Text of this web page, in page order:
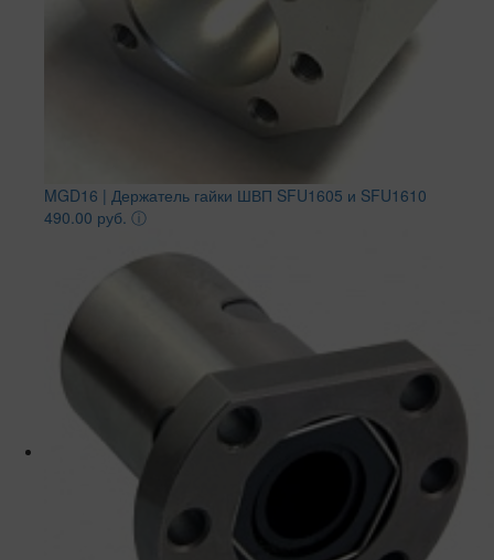
MGD16 | Держатель гайки ШВП SFU1605 и SFU1610
490.00 руб. ⓘ